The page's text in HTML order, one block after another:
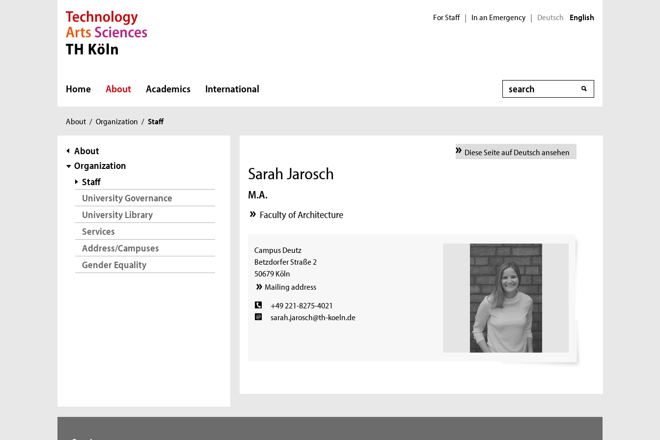
Direkt zur Hauptnavigation
Direkt zur Subnavigation
Direkt zum Inhalt
Direkt zum Fußbereich For Staff | In an Emergency | Deutsch English
Home About Academics International Search
You
here:
About / Organization / Staff
subnavigation
About
Organization
Staff
University Governance
University Library
Services
Address/Campuses
Gender Equality
Diese Seite auf Deutsch ansehen
Sarah Jarosch
M.A.
Faculty of Architecture
Campus Deutz
Betzdorfer Straße 2
50679 Köln
Mailing address
+49 221-8275-4021
sarah.jarosch@th-koeln.de